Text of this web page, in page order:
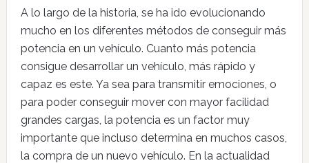
A lo largo de la historia, se ha ido evolucionando
mucho en los diferentes métodos de conseguir más
potencia en un vehículo. Cuanto más potencia
consigue desarrollar un vehículo, más rápido y
capaz es este. Ya sea para transmitir emociones, o
para poder conseguir mover con mayor facilidad
grandes cargas, la potencia es un factor muy
importante que incluso determina en muchos casos,
la compra de un nuevo vehículo. En la actualidad